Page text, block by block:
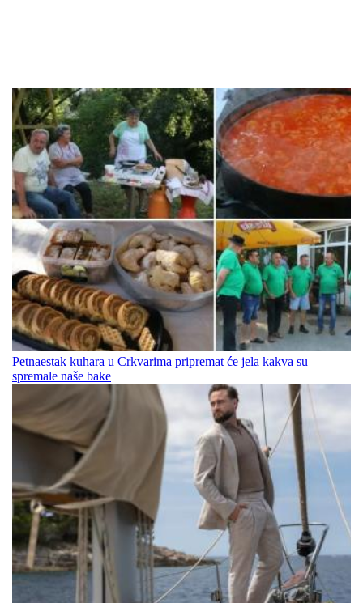
Petnaestak kuhara u Crkvarima pripremat će jela kakva su
spremale naše bake